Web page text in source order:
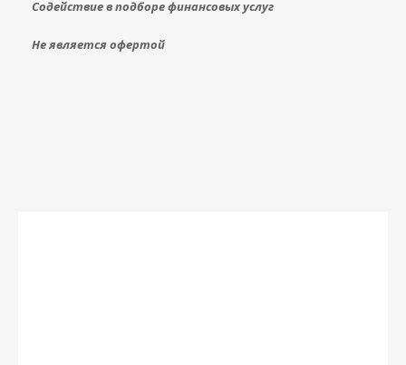
Содействие в подборе финансовых услуг
Не является офертой